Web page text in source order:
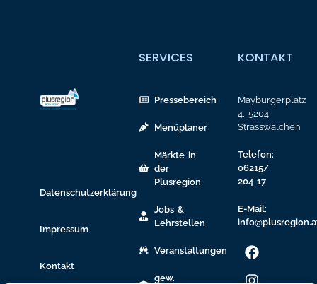
Datenschutzerklärung
Impressum
Kontakt
SERVICES
Pressebereich
Menüplaner
Märkte in
der
Plusregion
Jobs &
Lehrstellen
Veranstaltungen
gew.
KONTAKT
Mayburgerplatz
4, 5204
Strasswalchen
Telefon:
06215/
204 17
E-Mail: